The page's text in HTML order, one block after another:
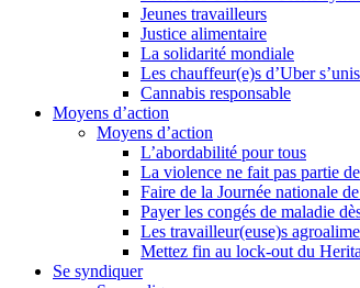
Jeunes travailleurs
Justice alimentaire
La solidarité mondiale
Les chauffeur(e)s d’Uber
Cannabis responsable
Moyens d’action
Moyens d’action
L’abordabilité pour tous
La violence ne fait pas partie
Faire de la Journée nationale
Payer les congés de maladie
Les travailleur(euse)s
Mettez fin au lock-out du
Se syndiquer